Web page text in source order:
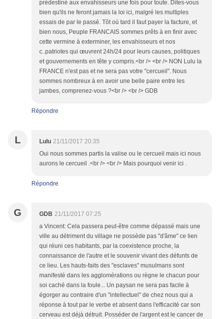
prédestiné aux envahisseurs une fois pour toute. Dites-vous
bien qu'ils ne feront jamais la loi ici, malgré les multiples
essais de par le passé. Tôt où tard il faut payer la facture, et
bien nous, Peuple FRANCAIS sommes prêts à en finir avec
cette vermine à exterminer, les envahisseurs et nos
c..patriotes qui œuvrent 24h/24 pour leurs causes, politiques
et gouvernements en tête y compris.<br /> <br /> NON Lulu la
FRANCE n'est pas et ne sera pas votre "cercueil". Nous
sommes nombreux à en avoir une belle paire entre les
jambes, comprenez-vous ?<br /> <br /> GDB
Répondre
L Lulu 21/11/2017 20:35
Oui nous sommes partis la valise ou le cercueil mais ici nous
aurons le cercueil .<br /> <br /> Mais pourquoi venir ici .
Répondre
G GDB 21/11/2017 07:25
a Vincent: Cela passera peut-être comme dépassé mais une
ville au détriment du village ne possède pas "d'âme" ce lien
qui réuni ces habitants, par la coexistence proche, la
connaissance de l'autre et le souvenir vivant des défunts de
ce lieu. Les hauts-faits des "esclaves" musulmans sont
manifesté dans les agglomérations ou règne le chacun pour
soi caché dans la foule... Un paysan ne sera pas facile à
égorger au contraire d'un "intellectuel" de chez nous qui a
réponse à tout par le verbe et absent dans l'efficacité car son
cerveau est déjà détruit. Posséder de l'argent est le cancer de